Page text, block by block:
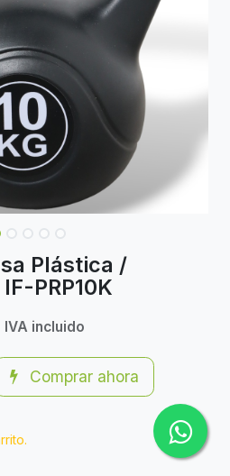
Plástica /
PRP10K
IVA incluido
Comprar ahora